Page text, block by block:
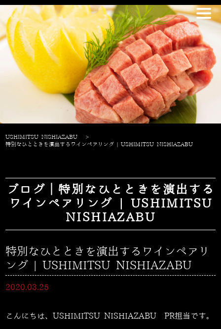
USHIMITSU NISHIAZABU
>
特別なひとときを演出するワインペアリング | USHIMITSU NISHIAZABU
ブログ｜特別なひとときを演出する
ワインペアリング | USHIMITSU
NISHIAZABU
特別なひとときを演出するワインペアリ
ング | USHIMITSU NISHIAZABU
2020.03.25
こんにちは、USHIMITSU NISHIAZABU PR担当です。